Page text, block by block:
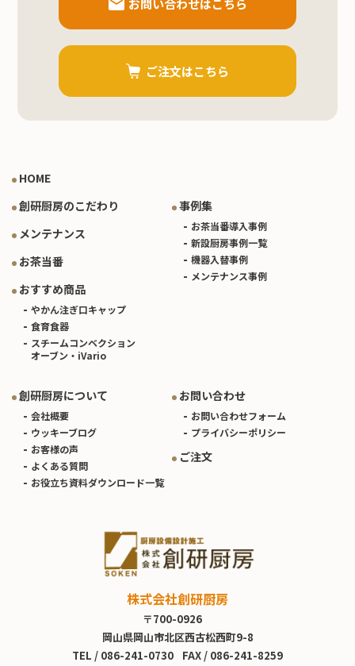
お問い合わせはこちら
ご注文はこちら
HOME
創研厨房のこだわり
メンテナンス
お茶当番
おすすめ商品
やかん注ぎ口キャップ
食育食器
スチームコンベクション
オーブン・iVario
事例集
お茶当番導入事例
新設厨房事例一覧
機器入替事例
メンテナンス事例
創研厨房について
会社概要
ウッキーブログ
お客様の声
よくある質問
お役立ち資料ダウンロード一覧
お問い合わせ
お問い合わせフォーム
プライバシーポリシー
ご注文
株式会社創研厨房
〒700-0926
岡山県岡山市北区西古松西町9-8
TEL / 086-241-0730 FAX / 086-241-8259